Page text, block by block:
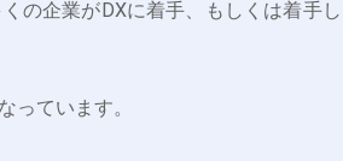
の企業がDXに着手、もしくは着手し
っています。